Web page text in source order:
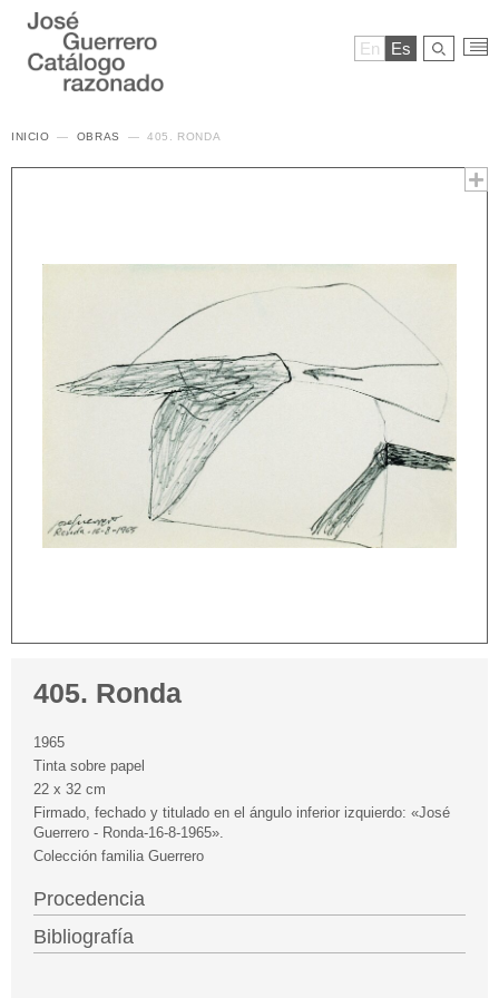
En Es
INICIO OBRAS 405. RONDA
405. Ronda
1965
Tinta sobre papel
22 x 32 cm
Firmado, fechado y titulado en el ángulo inferior izquierdo: «José
Guerrero - Ronda-16-8-1965».
Colección familia Guerrero
Procedencia
Bibliografía